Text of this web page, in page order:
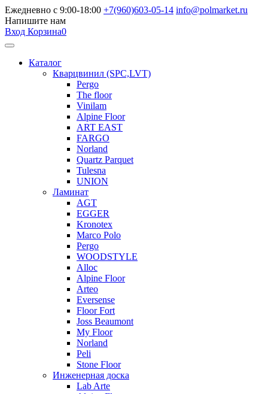
Ежедневно с 9:00-18:00 +7(960)603-05-14 info@polmarket.ru
Напишите нам
Вход Корзина0
Каталог
Кварцвинил (SPC,LVT)
Pergo
The floor
Vinilam
Alpine Floor
ART EAST
FARGO
Norland
Quartz Parquet
Tulesna
UNION
Ламинат
AGT
EGGER
Kronotex
Marco Polo
Pergo
WOODSTYLE
Alloc
Alpine Floor
Arteo
Eversense
Floor Fort
Joss Beaumont
My Floor
Norland
Peli
Stone Floor
Инженерная доска
Lab Arte